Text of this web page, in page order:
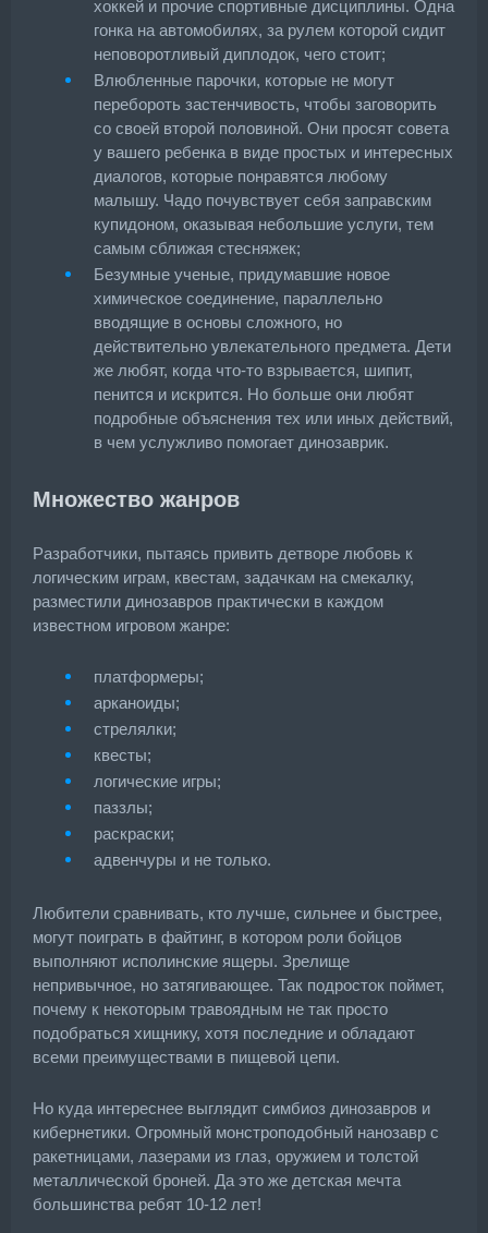
хоккей и прочие спортивные дисциплины. Одна
гонка на автомобилях, за рулем которой сидит
неповоротливый диплодок, чего стоит;
Влюбленные парочки, которые не могут
перебороть застенчивость, чтобы заговорить
со своей второй половиной. Они просят совета
у вашего ребенка в виде простых и интересных
диалогов, которые понравятся любому
малышу. Чадо почувствует себя заправским
купидоном, оказывая небольшие услуги, тем
самым сближая стесняжек;
Безумные ученые, придумавшие новое
химическое соединение, параллельно
вводящие в основы сложного, но
действительно увлекательного предмета. Дети
же любят, когда что-то взрывается, шипит,
пенится и искрится. Но больше они любят
подробные объяснения тех или иных действий,
в чем услужливо помогает динозаврик.
Множество жанров
Разработчики, пытаясь привить детворе любовь к
логическим играм, квестам, задачкам на смекалку,
разместили динозавров практически в каждом
известном игровом жанре:
платформеры;
арканоиды;
стрелялки;
квесты;
логические игры;
паззлы;
раскраски;
адвенчуры и не только.
Любители сравнивать, кто лучше, сильнее и быстрее,
могут поиграть в файтинг, в котором роли бойцов
выполняют исполинские ящеры. Зрелище
непривычное, но затягивающее. Так подросток поймет,
почему к некоторым травоядным не так просто
подобраться хищнику, хотя последние и обладают
всеми преимуществами в пищевой цепи.
Но куда интереснее выглядит симбиоз динозавров и
кибернетики. Огромный монстроподобный нанозавр с
ракетницами, лазерами из глаз, оружием и толстой
металлической броней. Да это же детская мечта
большинства ребят 10-12 лет!